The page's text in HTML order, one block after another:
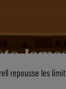
repousse les